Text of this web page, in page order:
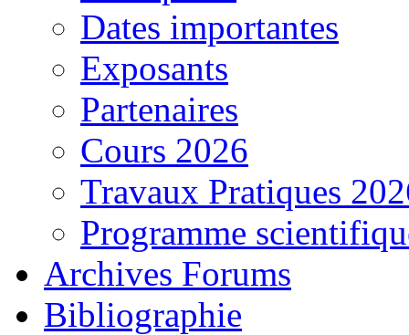
Dates importantes
Exposants
Partenaires
Cours 2026
Travaux Pratiques
Programme
Archives Forums
Bibliographie